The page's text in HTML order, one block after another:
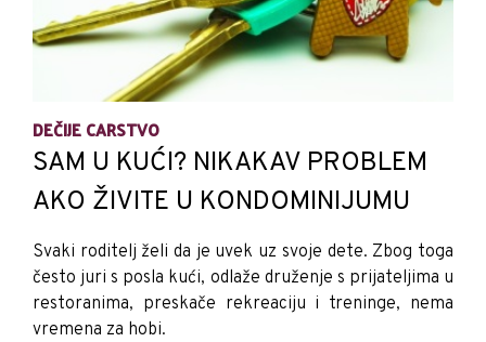
DEČIJE CARSTVO
SAM U KUĆI? NIKAKAV PROBLEM
AKO ŽIVITE U KONDOMINIJUMU
Svaki roditelj želi da je uvek uz svoje dete. Zbog toga
često juri s posla kući, odlaže druženje s prijateljima u
restoranima, preskače rekreaciju i treninge, nema
vremena za hobi.